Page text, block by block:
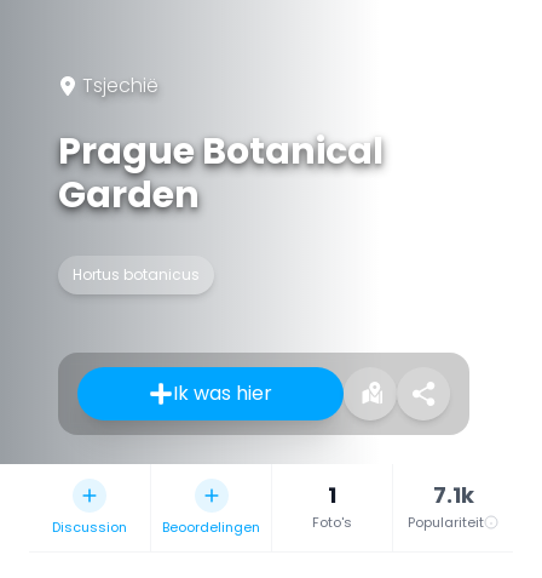
Tsjechië
Prague Botanical
Garden
Hortus botanicus
Ik was hier
Discussion Beoordelingen
1
Foto's
7.1k
Populariteit